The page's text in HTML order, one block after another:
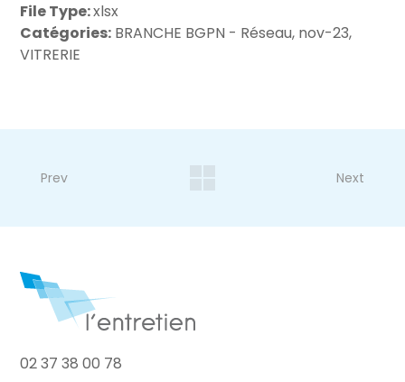
File Type:xlsx
Catégories: BRANCHE BGPN - Réseau, nov-23,
VITRERIE
Prev Next
02 37 38 00 78